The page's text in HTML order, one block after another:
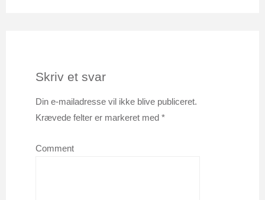
Skriv et svar
Din e-mailadresse vil ikke blive publiceret.
Krævede felter er markeret med *
Comment